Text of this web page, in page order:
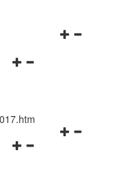
Navigationsmenü
Navigationsmenü